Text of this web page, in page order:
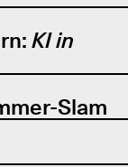
KI in
Slam